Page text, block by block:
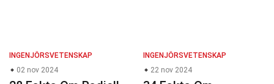
INGENJÖRSVETENSKAP
02 nov 2024
INGENJÖRSVETENSKAP
22 nov 2024